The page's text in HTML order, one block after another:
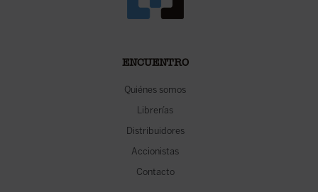
ENCUENTRO
Quiénes somos
Librerías
Distribuidores
Accionistas
Contacto